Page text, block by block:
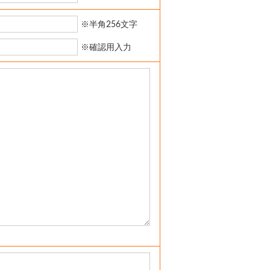
※半角256文字
※確認用入力